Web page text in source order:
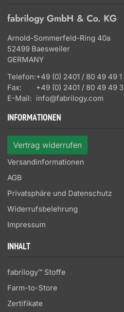
fabrilogy GmbH & Co. KG
Arnold-Sommerfeld-Ring 40a
52499 Baesweiler
GERMANY
Telefon:+49 (0) 2401 / 80 49 49 1
Fax:
+49 (0) 2401 / 80 49 49 3
E-Mail: info@fabrilogy.com
INFORMATIONEN
Vertrag widerrufen
Versandinformationen
AGB
Privatsphäre und Datenschutz
Widerrufsbelehrung
Impressum
INHALT
fabrilogy™ Stoffe
Farm-to-Store
Zertifikate